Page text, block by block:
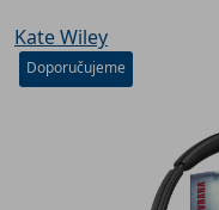
Kate Wiley
Doporučujeme